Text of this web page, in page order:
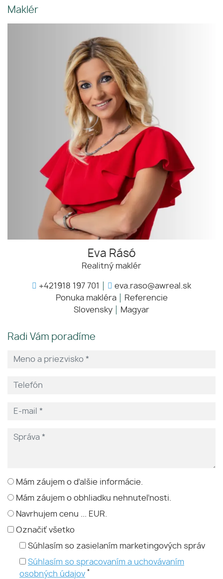
Maklér
Eva Rásó
Realitný maklér
+421918 197 701
eva.raso@awreal.sk
Ponuka makléra
Referencie
Slovensky
Magyar
Radi Vám poradíme
Mám záujem o ďalšie informácie.
Mám záujem o obhliadku nehnuteľnosti.
Navrhujem cenu ... EUR.
Označiť všetko
Súhlasím so zasielaním marketingových správ
Súhlasím so spracovaním a uchovávaním
osobných údajov *